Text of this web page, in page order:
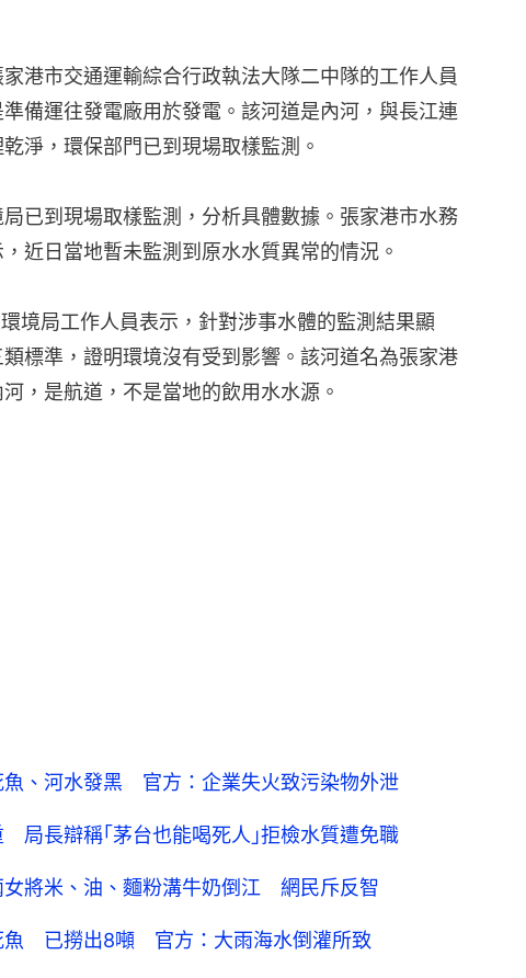
家港市交通運輸綜合行政執法大隊二中隊的工作人員
備運往發電廠用於發電。該河道是內河，與長江連
淨，環保部門已到現場取樣監測。
已到現場取樣監測，分析具體數據。張家港市水務
近日當地暫未監測到原水水質異常的情況。
境局工作人員表示，針對涉事水體的監測結果顯
標準，證明環境沒有受到影響。該河道名為張家港
，是航道，不是當地的飲用水水源。
魚、河水發黑 官方：企業失火致污染物外泄
局長辯稱｢茅台也能喝死人｣拒檢水質遭免職
女將米、油、麵粉溝牛奶倒江 網民斥反智
魚 已撈出8噸 官方：大雨海水倒灌所致